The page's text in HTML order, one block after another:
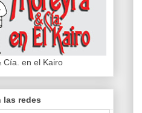
Cía. en el Kairo
las redes